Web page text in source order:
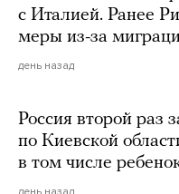
с Италией. Ранее
меры из-за
день назад
Россия второй раз
по Киевской
в том числе